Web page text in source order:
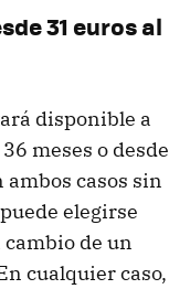
31 euros al
disponible a
meses o desde
casos sin
elegirse
de un
cualquier caso,